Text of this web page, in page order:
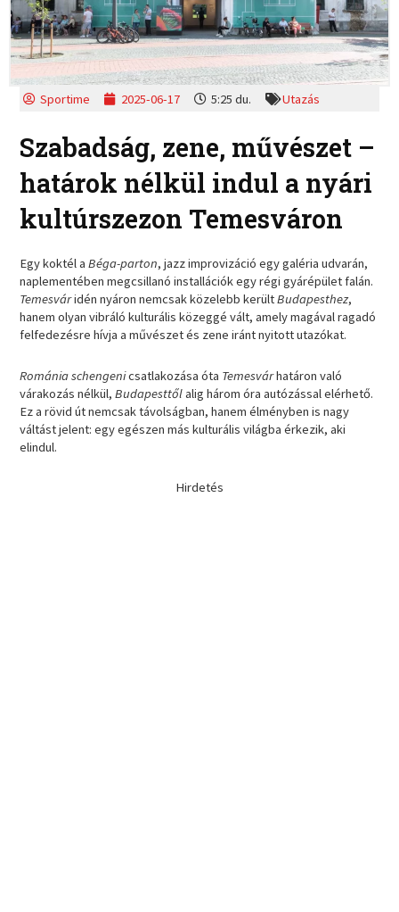
Sportime 2025-06-17 5:25 du. Utazás
Szabadság, zene, művészet –
határok nélkül indul a nyári
kultúrszezon Temesváron
Egy koktél aBéga-parton, jazz improvizáció egy galéria udvarán,
naplementében megcsillanó installációk egy régi gyárépület falán.
Temesváridén nyáron nemcsak közelebb kerültBudapesthez,
hanem olyan vibráló kulturális közeggé vált, amely magával ragadó
felfedezésre hívja a művészet és zene iránt nyitott utazókat.
Románia schengenicsatlakozása óta Temesvárhatáron való
várakozás nélkül,Budapesttőlalig három óra autózással elérhető.
Ez a rövid út nemcsak távolságban, hanem élményben is nagy
váltást jelent: egy egészen más kulturális világba érkezik, aki
elindul.
Hirdetés